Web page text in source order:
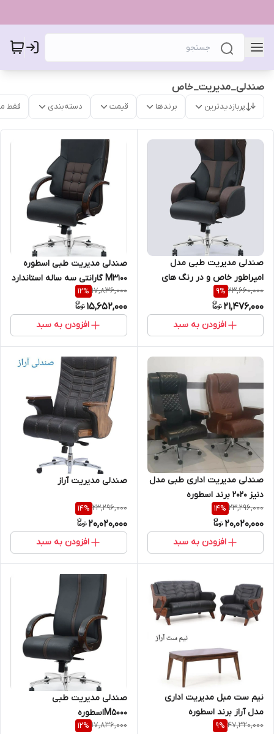
صندلی_مدیریت_خاص
پربازدیدترین برندها قیمت دسته‌بندی فقط
صندلی مدیریت طبی مدل
امپراطور خاص و در رنگ های
23,660,000
9%
21,476,000
افزودن به سبد
صندلی مدیریت طبی اسطوره
M3100 گارانتی سه ساله استاندارد
و
17,836,000
12%
15,652,000
افزودن به سبد
صندلی مدیریت اداری طبی مدل
دنیز ۲۰۲۰ برند اسطوره
23,296,000
14%
20,020,000
افزودن به سبد
صندلی مدیریت آراز
23,296,000
14%
20,020,000
افزودن به سبد
نیم ست مبل مدیریت اداری
مدل آراز برند اسطوره
47,320,000
9%
صندلی مدیریت طبی
M5000اسطوره
17,836,000
12%